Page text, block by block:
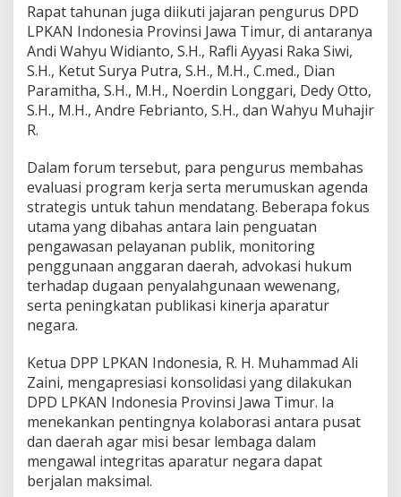
Rapat tahunan juga diikuti jajaran pengurus DPD
LPKAN Indonesia Provinsi Jawa Timur, di antaranya
Andi Wahyu Widianto, S.H., Rafli Ayyasi Raka Siwi,
S.H., Ketut Surya Putra, S.H., M.H., C.med., Dian
Paramitha, S.H., M.H., Noerdin Longgari, Dedy Otto,
S.H., M.H., Andre Febrianto, S.H., dan Wahyu Muhajir
R.
Dalam forum tersebut, para pengurus membahas
evaluasi program kerja serta merumuskan agenda
strategis untuk tahun mendatang. Beberapa fokus
utama yang dibahas antara lain penguatan
pengawasan pelayanan publik, monitoring
penggunaan anggaran daerah, advokasi hukum
terhadap dugaan penyalahgunaan wewenang,
serta peningkatan publikasi kinerja aparatur
negara.
Ketua DPP LPKAN Indonesia, R. H. Muhammad Ali
Zaini, mengapresiasi konsolidasi yang dilakukan
DPD LPKAN Indonesia Provinsi Jawa Timur. Ia
menekankan pentingnya kolaborasi antara pusat
dan daerah agar misi besar lembaga dalam
mengawal integritas aparatur negara dapat
berjalan maksimal.